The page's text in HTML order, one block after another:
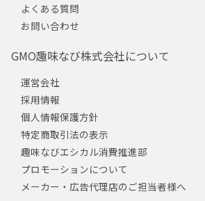
よくある質問
お問い合わせ
GMO趣味なび株式会社について
運営会社
採用情報
個人情報保護方針
特定商取引法の表示
趣味なびエシカル消費推進部
プロモーションについて
メーカー・広告代理店のご担当者様へ